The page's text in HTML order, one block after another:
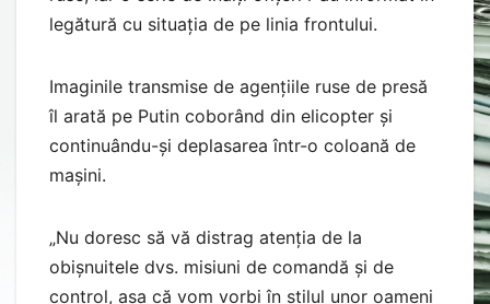
legătură cu situația de pe linia frontului.
Imaginile transmise de agențiile ruse de presă
îl arată pe Putin coborând din elicopter și
continuându-și deplasarea într-o coloană de
mașini.
„Nu doresc să vă distrag atenția de la
obișnuitele dvs. misiuni de comandă și de
control, așa că vom vorbi în stilul unor oameni